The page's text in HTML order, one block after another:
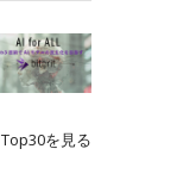
Top30を見る